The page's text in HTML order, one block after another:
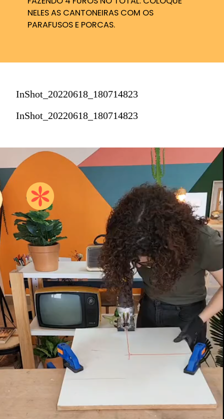
NELES AS CANTONEIRAS COM OS
PARAFUSOS E PORCAS.
InShot_20220618_180714823
InShot_20220618_180714823